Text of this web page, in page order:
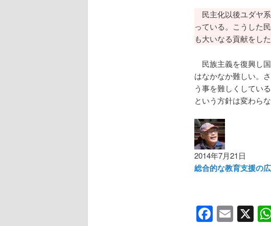
民主化以後ユダヤ
っている。こうした
も大いなる貢献をし
民族主義を復興し
はなかなか難しい。
う事を難しくしてい
という方針は変わら
2014年7月21日
総合的な教育支援の
X